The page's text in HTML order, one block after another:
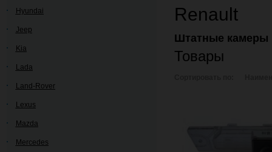
Hyundai
Jeep
Kia
Lada
Land-Rover
Lexus
Mazda
Mercedes
Renault
Штатные камеры
Товары